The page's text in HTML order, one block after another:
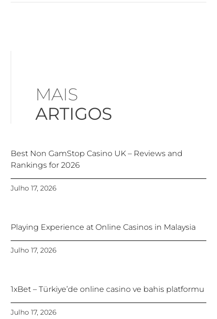
MAIS
ARTIGOS
Best Non GamStop Casino UK – Reviews and
Rankings for 2026
Julho 17, 2026
Playing Experience at Online Casinos in Malaysia
Julho 17, 2026
1xBet – Türkiye’de online casino ve bahis platformu
Julho 17, 2026